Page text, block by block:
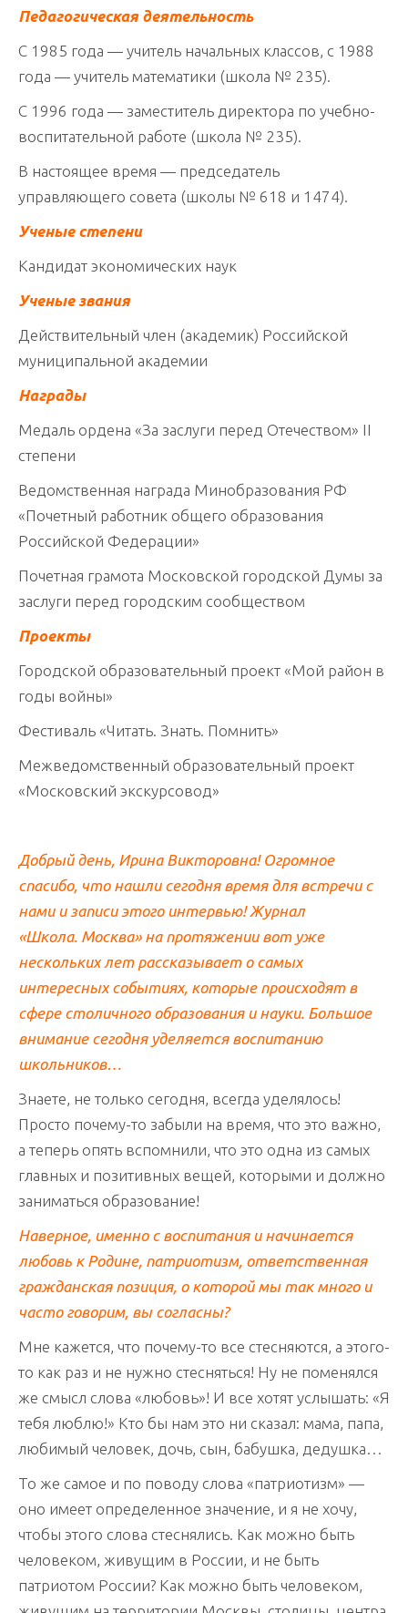
Педагогическая деятельность
С 1985 года — учитель начальных классов, с 1988
года — учитель математики (школа № 235).
С 1996 года — заместитель директора по учебно-
воспитательной работе (школа № 235).
В настоящее время — председатель
управляющего совета (школы № 618 и 1474).
Ученые степени
Кандидат экономических наук
Ученые звания
Действительный член (академик) Российской
муниципальной академии
Награды
Медаль ордена «За заслуги перед Отечеством» II
степени
Ведомственная награда Минобразования РФ
«Почетный работник общего образования
Российской Федерации»
Почетная грамота Московской городской Думы за
заслуги перед городским сообществом
Проекты
Городской образовательный проект «Мой район в
годы войны»
Фестиваль «Читать. Знать. Помнить»
Межведомственный образовательный проект
«Московский экскурсовод»
Добрый день, Ирина Викторовна! Огромное
спасибо, что нашли сегодня время для встречи с
нами и записи этого интервью! Журнал
«Школа. Москва» на протяжении вот уже
нескольких лет рассказывает о самых
интересных событиях, которые происходят в
сфере столичного образования и науки. Большое
внимание сегодня уделяется воспитанию
школьников…
Знаете, не только сегодня, всегда уделялось!
Просто почему-то забыли на время, что это важно,
а теперь опять вспомнили, что это одна из самых
главных и позитивных вещей, которыми и должно
заниматься образование!
Наверное, именно с воспитания и начинается
любовь к Родине, патриотизм, ответственная
гражданская позиция, о которой мы так много и
часто говорим, вы согласны?
Мне кажется, что почему-то все стесняются, а этого-
то как раз и не нужно стесняться! Ну не поменялся
же смысл слова «любовь»! И все хотят услышать: «Я
тебя люблю!» Кто бы нам это ни сказал: мама, папа,
любимый человек, дочь, сын, бабушка, дедушка…
То же самое и по поводу слова «патриотизм» —
оно имеет определенное значение, и я не хочу,
чтобы этого слова стеснялись. Как можно быть
человеком, живущим в России, и не быть
патриотом России? Как можно быть человеком,